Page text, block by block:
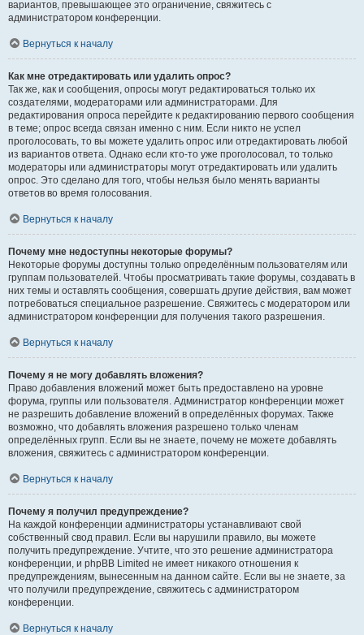
вариантов, превышающее это ограничение, свяжитесь с
администратором конференции.
Вернуться к началу
Как мне отредактировать или удалить опрос?
Так же, как и сообщения, опросы могут редактироваться только их
создателями, модераторами или администраторами. Для
редактирования опроса перейдите к редактированию первого сообщения
в теме; опрос всегда связан именно с ним. Если никто не успел
проголосовать, то вы можете удалить опрос или отредактировать любой
из вариантов ответа. Однако если кто-то уже проголосовал, то только
модераторы или администраторы могут отредактировать или удалить
опрос. Это сделано для того, чтобы нельзя было менять варианты
ответов во время голосования.
Вернуться к началу
Почему мне недоступны некоторые форумы?
Некоторые форумы доступны только определённым пользователям или
группам пользователей. Чтобы просматривать такие форумы, создавать в
них темы и оставлять сообщения, совершать другие действия, вам может
потребоваться специальное разрешение. Свяжитесь с модератором или
администратором конференции для получения такого разрешения.
Вернуться к началу
Почему я не могу добавлять вложения?
Право добавления вложений может быть предоставлено на уровне
форума, группы или пользователя. Администратор конференции может
не разрешить добавление вложений в определённых форумах. Также
возможно, что добавлять вложения разрешено только членам
определённых групп. Если вы не знаете, почему не можете добавлять
вложения, свяжитесь с администратором конференции.
Вернуться к началу
Почему я получил предупреждение?
На каждой конференции администраторы устанавливают свой
собственный свод правил. Если вы нарушили правило, вы можете
получить предупреждение. Учтите, что это решение администратора
конференции, и phpBB Limited не имеет никакого отношения к
предупреждениям, вынесенным на данном сайте. Если вы не знаете, за
что получили предупреждение, свяжитесь с администратором
конференции.
Вернуться к началу